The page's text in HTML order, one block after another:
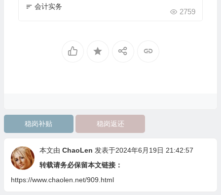
会计实务
2759
稳岗补贴 稳岗返还
本文由 ChaoLen 发表于2024年6月19日 21:42:57
转载请务必保留本文链接：
https://www.chaolen.net/909.html